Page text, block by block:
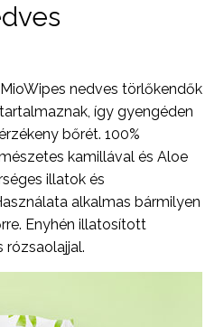
nedves törlőkendők
így gyengéden
bőrét. 100%
kamillával és Aloe
illatok és
alkalmas bármilyen
Enyhén illatosított
rózsaolajjal.